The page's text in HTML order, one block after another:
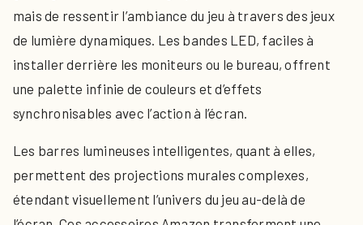
mais de ressentir l’ambiance du jeu à travers des jeux
de lumière dynamiques. Les bandes LED, faciles à
installer derrière les moniteurs ou le bureau, offrent
une palette infinie de couleurs et d’effets
synchronisables avec l’action à l’écran.
Les barres lumineuses intelligentes, quant à elles,
permettent des projections murales complexes,
étendant visuellement l’univers du jeu au-delà de